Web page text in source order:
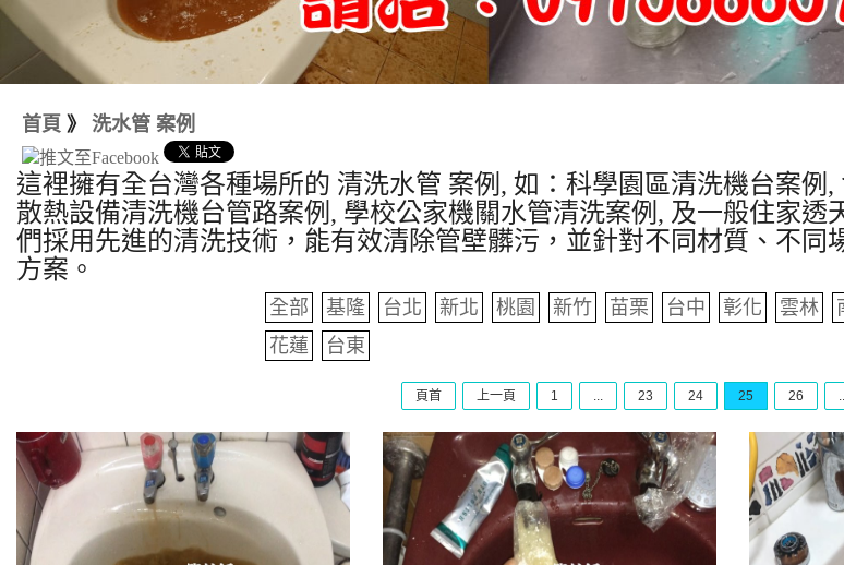
首頁 》 洗水管 案例
這裡擁有全台灣各種場所的 清洗水管 案例, 如：科學園區清洗機台案
散熱設備清洗機台管路案例, 學校公家機關水管清洗案例, 及一般住家
們採用先進的清洗技術，能有效清除管壁髒污，並針對不同材質、不
方案。
全部 基隆 台北 新北 桃園 新竹 苗栗 台中 彰化 雲林
花蓮
台東
頁首 上一頁 1 ... 23 24 25 26